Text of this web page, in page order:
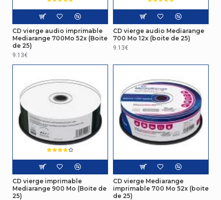
CD vierge audio imprimable
Mediarange 700Mo 52x (Boite
de 25)
9.13€
CD vierge audio Mediarange
700 Mo 12x (boite de 25)
9.13€
CD vierge imprimable
Mediarange 900 Mo (Boite de
25)
CD vierge Mediarange
imprimable 700 Mo 52x (boite
de 25)